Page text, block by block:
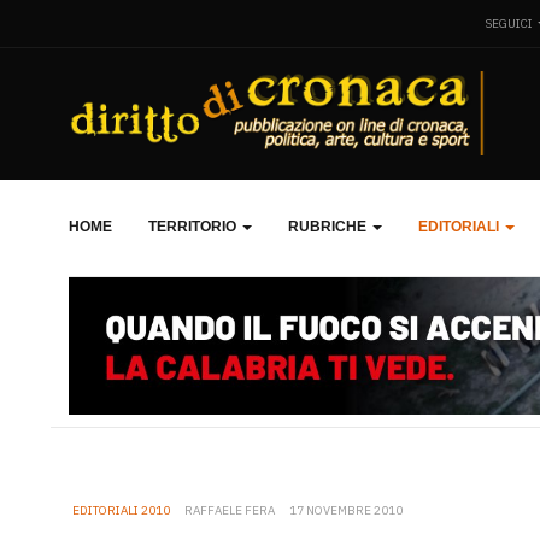
SEGUICI
HOME TERRITORIO RUBRICHE EDITORIALI
EDITORIALI 2010 RAFFAELE FERA 17 NOVEMBRE 2010